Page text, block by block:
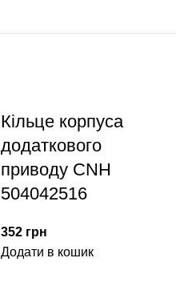
Кільце корпуса
додаткового
приводу CNH
504042516
352 грн
Додати в кошик